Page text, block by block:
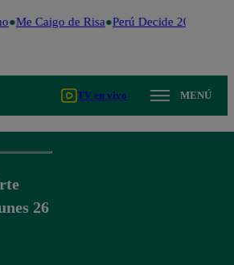
Me Caigo de Risa Perú Decide 2026
TV en vivo MENÚ
26